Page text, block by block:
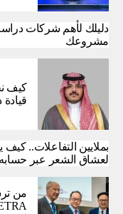
دليلك لأهم شركات
مشروعك
كيف
بملايين التفاعلات..
لعشاق الشعر عبر
من